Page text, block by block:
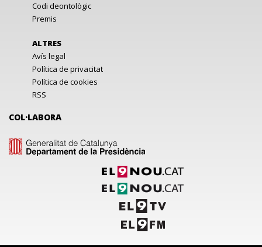
Codi deontològic
Premis
ALTRES
Avís legal
Política de privacitat
Política de cookies
RSS
COL·LABORA